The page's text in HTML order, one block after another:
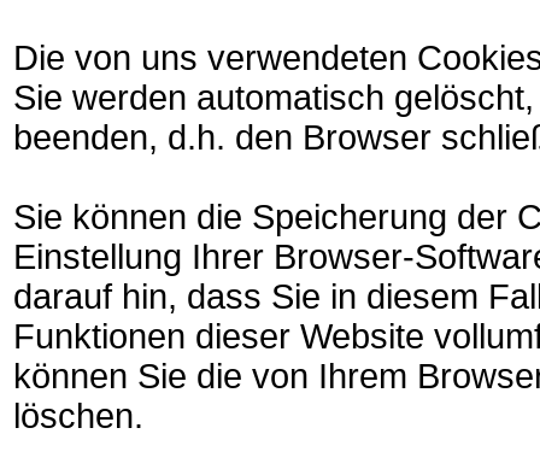
Die von uns verwendeten
Sie werden automatisch
beenden, d.h. den Browser
Sie können die Speicherung der
Einstellung Ihrer Browser-
darauf hin, dass Sie in diesem
Funktionen dieser Website
können Sie die von Ihrem
löschen.